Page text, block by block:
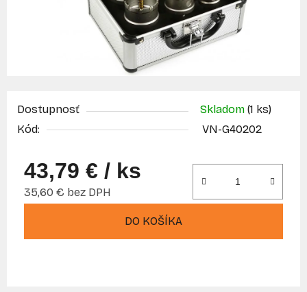
Dostupnosť Skladom (1 ks)
Kód:
VN-G40202
43,79 € / ks
35,60 € bez DPH
DO KOŠÍKA